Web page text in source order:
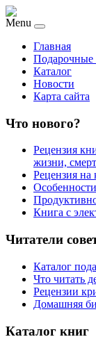
Menu
Главная
Подарочные
Каталог
Новости
Карта сайта
Что нового?
Рецензия
жизни,
Рецензия
Книга с
Читатели
Каталог
Что читать
Рецензии
Домашняя
Каталог книг